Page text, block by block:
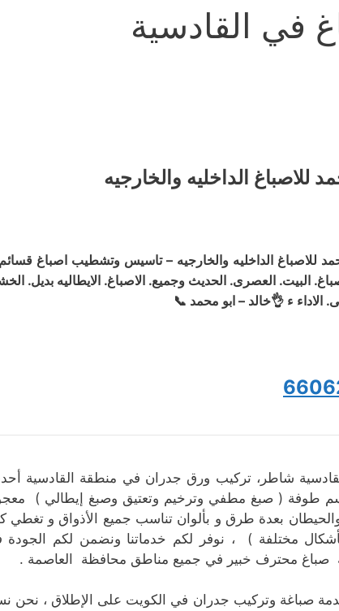
في القادسية
للاصباغ الداخليه والخارجيه
للاصباغ الداخليه والخارجيه – تاسيس وتشطيب اصباغ قسائم
البيت. العصرى. الحديث وجميع. الاصباغ. الايطاليه
ء 👌خالد – ابو محمد 📞
شاطر، تركيب ورق جدران في منطقة القادسية
طوفة ( صبغ مطفي وترخيم وتعتيق وصبغ إيطالي )
بعدة طرق و بألوان تناسب جميع الأذواق و
مختلفة ) ، نوفر لكم خدماتنا ونضمن لكم
صباغ محترف خبير في جميع مناطق محافظة العاصمة .
صباغة وتركيب جدران في الكويت على الإطلاق ، نحن